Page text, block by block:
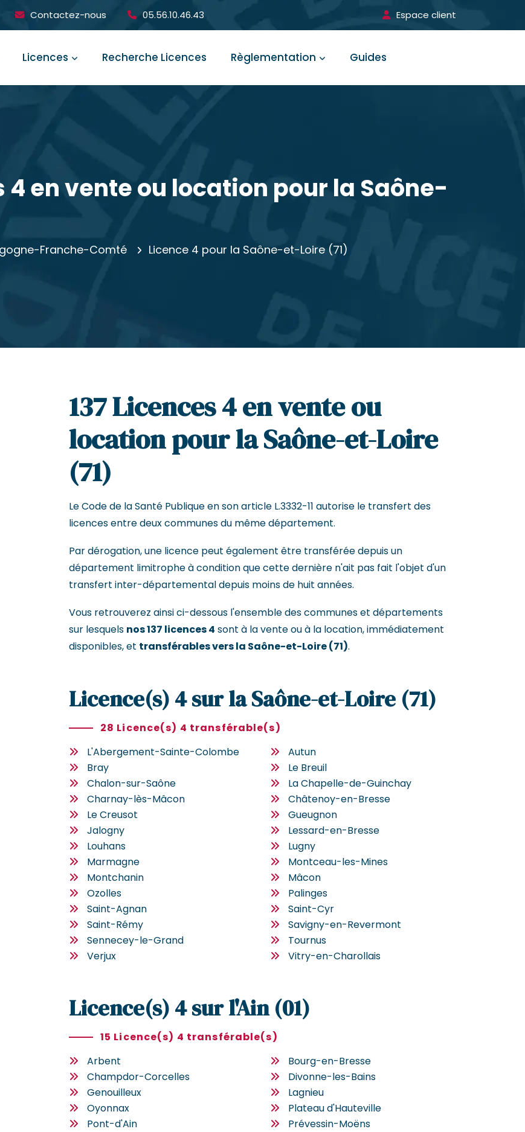
Contactez-nous 05.56.10.46.43 Espace client
Licences Recherche Licences Règlementation Guides
4 en vente ou location pour la Saône-
Franche-Comté Licence 4 pour la Saône-et-Loire (71)
137 Licences 4 en vente ou
location pour la Saône-et-Loire
(71)
Le Code de la Santé Publique en son article L.3332-11 autorise le transfert des
licences entre deux communes du même département.
Par dérogation, une licence peut également être transférée depuis un
département limitrophe à condition que cette dernière n'ait pas fait l'objet d'un
transfert inter-départemental depuis moins de huit années.
Vous retrouverez ainsi ci-dessous l'ensemble des communes et départements
sur lesquels nos 137 licences 4 sont à la vente ou à la location, immédiatement
disponibles, et transférables vers la Saône-et-Loire (71).
Licence(s) 4 sur la Saône-et-Loire (71)
28 Licence(s) 4 transférable(s)
L'Abergement-Sainte-Colombe
Autun
Bray
Le Breuil
Chalon-sur-Saône
La Chapelle-de-Guinchay
Charnay-lès-Mâcon
Châtenoy-en-Bresse
Le Creusot
Gueugnon
Jalogny
Lessard-en-Bresse
Louhans
Lugny
Marmagne
Montceau-les-Mines
Montchanin
Mâcon
Ozolles
Palinges
Saint-Agnan
Saint-Cyr
Saint-Rémy
Savigny-en-Revermont
Sennecey-le-Grand
Tournus
Verjux
Vitry-en-Charollais
Licence(s) 4 sur l'Ain (01)
15 Licence(s) 4 transférable(s)
Arbent
Bourg-en-Bresse
Champdor-Corcelles
Divonne-les-Bains
Genouilleux
Lagnieu
Oyonnax
Plateau d'Hauteville
Pont-d'Ain
Prévessin-Moëns